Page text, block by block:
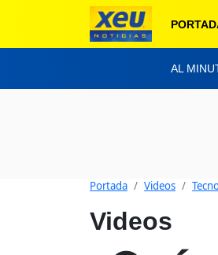
AL
Portada Videos
Videos